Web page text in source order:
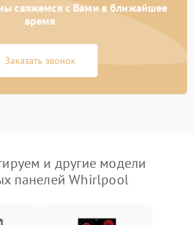
свяжемся с Вами в ближайшее
время
Заказать звонок
и другие модели
панелей Whirlpool